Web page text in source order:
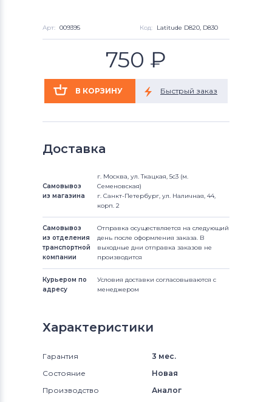
Арт: 009395 Код: Latitude D820, D830
750 ₽
Доставка
Самовывоз
из магазина
г. Москва, ул. Ткацкая, 5с3 (м.
Семеновская)
г. Санкт-Петербург, ул. Наличная, 44,
корп. 2
Самовывоз
из отделения
транспортной
компании
Отправка осуществляется на следующий
день после оформления заказа. В
выходные дни отправка заказов не
производится
Курьером по
адресу
Условия доставки согласовываются с
менеджером
Характеристики
Гарантия
3 мес.
Состояние
Новая
Производство
Аналог